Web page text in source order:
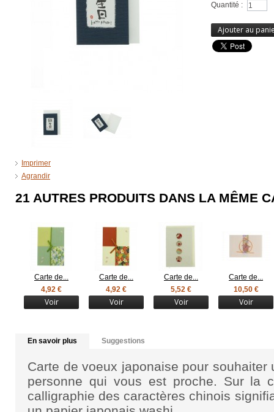
Imprimer
Agrandir
Quantité :
Ajouter au
21 AUTRES PRODUITS DANS LA MÊME
Carte de...
4,92 €
Voir
Carte de...
4,92 €
Voir
Carte de...
5,52 €
Voir
Carte de...
10,50 €
Voir
En savoir plus Suggestions
Carte de voeux japonaise pour souhaiter
personne qui vous est proche. Sur la
calligraphie des caractères chinois